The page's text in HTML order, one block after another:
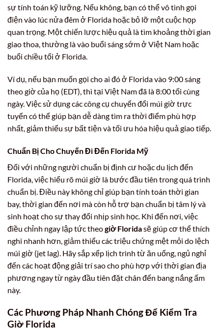
sự tính toán kỹ lưỡng. Nếu không, bạn có thể vô tình gọi
điện vào lúc nửa đêm ở Florida hoặc bỏ lỡ một cuộc họp
quan trọng. Một chiến lược hiệu quả là tìm khoảng thời gian
giao thoa, thường là vào buổi sáng sớm ở Việt Nam hoặc
buổi chiều tối ở Florida.
Ví dụ, nếu bạn muốn gọi cho ai đó ở Florida vào 9:00 sáng
theo giờ của họ (EDT), thì tại Việt Nam đã là 8:00 tối cùng
ngày. Việc sử dụng các công cụ chuyển đổi múi giờ trực
tuyến có thể giúp bạn dễ dàng tìm ra thời điểm phù hợp
nhất, giảm thiểu sự bất tiện và tối ưu hóa hiệu quả giao tiếp.
Chuẩn Bị Cho Chuyến Đi Đến Florida Mỹ
Đối với những người chuẩn bị định cư hoặc du lịch đến
Florida, việc hiểu rõ múi giờ là bước đầu tiên trong quá trình
chuẩn bị. Điều này không chỉ giúp bạn tính toán thời gian
bay, thời gian đến nơi mà còn hỗ trợ bạn chuẩn bị tâm lý và
sinh hoạt cho sự thay đổi nhịp sinh học. Khi đến nơi, việc
điều chỉnh ngay lập tức theogiờ Floridasẽ giúp cơ thể thích
nghi nhanh hơn, giảm thiểu các triệu chứng mệt mỏi do lệch
múi giờ (jet lag). Hãy sắp xếp lịch trình từ ăn uống, ngủ nghỉ
đến các hoạt động giải trí sao cho phù hợp với thời gian địa
phương ngay từ ngày đầu tiên đặt chân đến bang nắng ấm
này.
Các Phương Pháp Nhanh Chóng Để Kiểm Tra
Giờ Florida